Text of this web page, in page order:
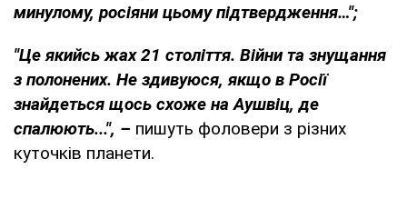
минулому, росіяни цьому підтвердження…";
"Це якийсь жах 21 століття. Війни та знущання
з полонених. Не здивуюся, якщо в Росії
знайдеться щось схоже на Аушвіц, де
спалюють...", – пишуть фоловери з різних
куточків планети.